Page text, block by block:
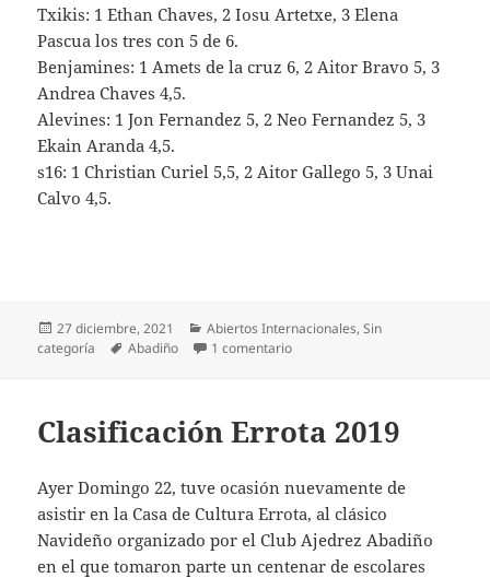
Txikis: 1 Ethan Chaves, 2 Iosu Artetxe, 3 Elena
Pascua los tres con 5 de 6.
Benjamines: 1 Amets de la cruz 6, 2 Aitor Bravo 5, 3
Andrea Chaves 4,5.
Alevines: 1 Jon Fernandez 5, 2 Neo Fernandez 5, 3
Ekain Aranda 4,5.
s16: 1 Christian Curiel 5,5, 2 Aitor Gallego 5, 3 Unai
Calvo 4,5.
Publicado
el
27 diciembre, 2021 Categorías
Abiertos Internacionales,Sin
categoría
Etiquetas
Abadiño 1 comentarioen Clásico Navideño de Abadiño
Clasificación Errota 2019
Ayer Domingo 22, tuve ocasión nuevamente de
asistir en la Casa de Cultura Errota, al clásico
Navideño organizado por el Club Ajedrez Abadiño
en el que tomaron parte un centenar de escolares